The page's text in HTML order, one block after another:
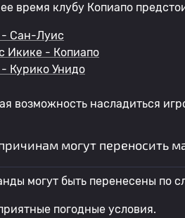
время клубу Копиапо
- Сан-Луис
Икике - Копиапо
Курико Унидо
возможность насладиться
могут переносить
могут быть перенесены по
погодные условия.